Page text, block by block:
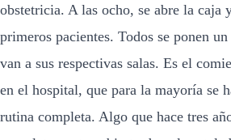
obstetricia. A las ocho, se abre la caja
primeros pacientes. Todos se ponen
van a sus respectivas salas. Es el
en el hospital, que para la mayoría se
rutina completa. Algo que hace tres